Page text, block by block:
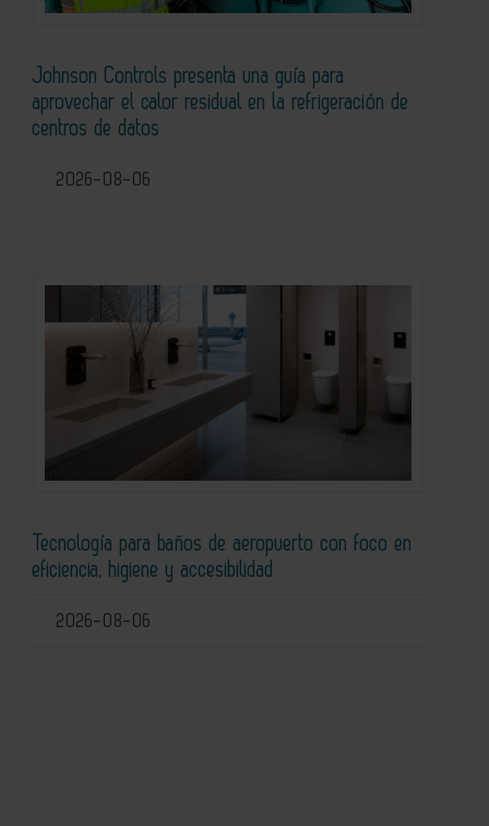
Johnson Controls presenta una guía para
aprovechar el calor residual en la refrigeración de
centros de datos
2026-08-06
Tecnología para baños de aeropuerto con foco en
eficiencia, higiene y accesibilidad
2026-08-06